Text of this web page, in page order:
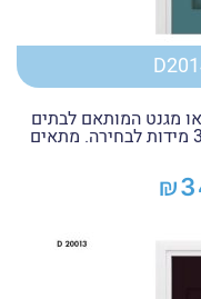
מגנט המותאם לבתים
פרטיים ומשרדים. מידות הטפט קיים 3 מידות לבחירה. מתאים
₪